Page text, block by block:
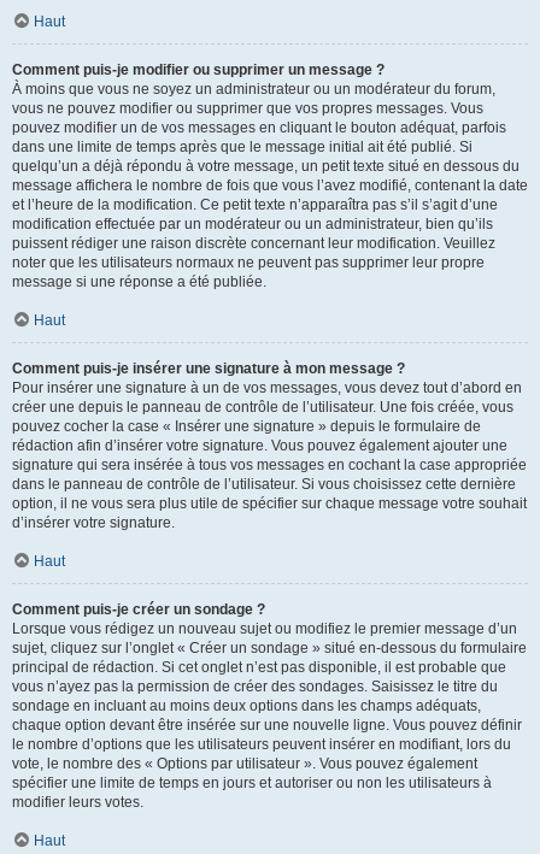
Haut
Comment puis-je modifier ou supprimer un message ?
À moins que vous ne soyez un administrateur ou un modérateur du forum,
vous ne pouvez modifier ou supprimer que vos propres messages. Vous
pouvez modifier un de vos messages en cliquant le bouton adéquat, parfois
dans une limite de temps après que le message initial ait été publié. Si
quelqu’un a déjà répondu à votre message, un petit texte situé en dessous du
message affichera le nombre de fois que vous l’avez modifié, contenant la date
et l’heure de la modification. Ce petit texte n’apparaîtra pas s’il s’agit d’une
modification effectuée par un modérateur ou un administrateur, bien qu’ils
puissent rédiger une raison discrète concernant leur modification. Veuillez
noter que les utilisateurs normaux ne peuvent pas supprimer leur propre
message si une réponse a été publiée.
Haut
Comment puis-je insérer une signature à mon message ?
Pour insérer une signature à un de vos messages, vous devez tout d’abord en
créer une depuis le panneau de contrôle de l’utilisateur. Une fois créée, vous
pouvez cocher la case « Insérer une signature » depuis le formulaire de
rédaction afin d’insérer votre signature. Vous pouvez également ajouter une
signature qui sera insérée à tous vos messages en cochant la case appropriée
dans le panneau de contrôle de l’utilisateur. Si vous choisissez cette dernière
option, il ne vous sera plus utile de spécifier sur chaque message votre souhait
d’insérer votre signature.
Haut
Comment puis-je créer un sondage ?
Lorsque vous rédigez un nouveau sujet ou modifiez le premier message d’un
sujet, cliquez sur l’onglet « Créer un sondage » situé en-dessous du formulaire
principal de rédaction. Si cet onglet n’est pas disponible, il est probable que
vous n’ayez pas la permission de créer des sondages. Saisissez le titre du
sondage en incluant au moins deux options dans les champs adéquats,
chaque option devant être insérée sur une nouvelle ligne. Vous pouvez définir
le nombre d’options que les utilisateurs peuvent insérer en modifiant, lors du
vote, le nombre des « Options par utilisateur ». Vous pouvez également
spécifier une limite de temps en jours et autoriser ou non les utilisateurs à
modifier leurs votes.
Haut